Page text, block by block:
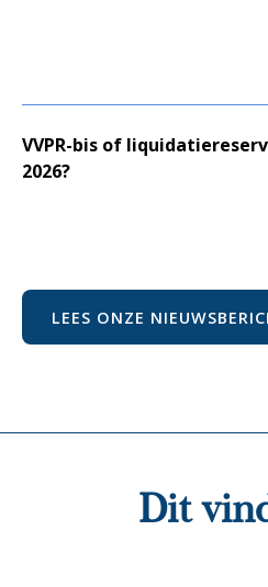
VVPR-bis of
2026?
LEES ONZE
Dit